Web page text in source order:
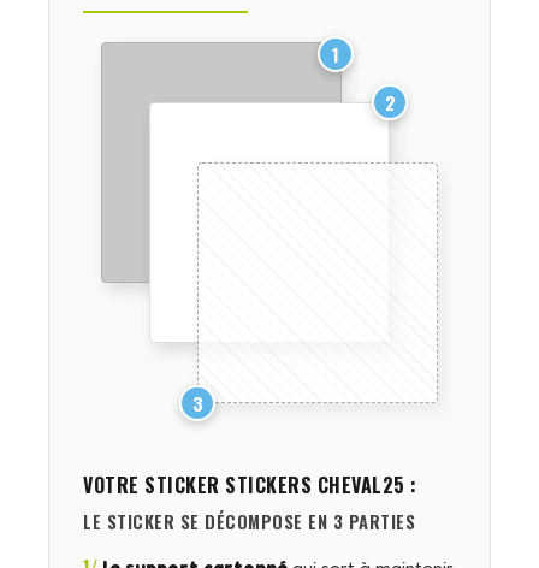
1
2
3
VOTRE STICKER STICKERS CHEVAL25 :
LE STICKER SE DÉCOMPOSE EN 3 PARTIES